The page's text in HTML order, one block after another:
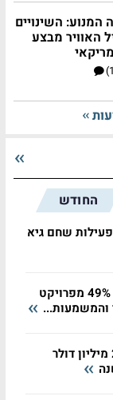
השינויים
האוויר מבצע
החודש
שחם גיא
אמריקה ישראל קונה 49% מפרויקט
והמשמעות...
נקסט ויז'ן חצתה 205 מיליון דולר